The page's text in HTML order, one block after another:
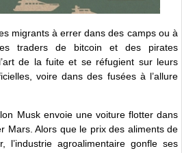
migrants à errer dans des camps ou à
traders de bitcoin et des pirates
de la fuite et se réfugient sur leurs
voire dans des fusées à l’allure
Musk envoie une voiture flotter dans
Mars. Alors que le prix des aliments de
l’industrie agroalimentaire gonfle ses